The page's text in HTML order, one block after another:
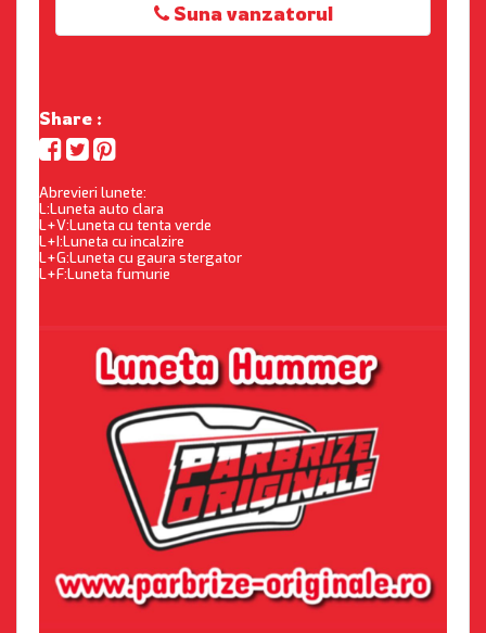
Suna vanzatorul
Share :
Abrevieri lunete:
L:Luneta auto clara
L+V:Luneta cu tenta verde
L+I:Luneta cu incalzire
L+G:Luneta cu gaura stergator
L+F:Luneta fumurie